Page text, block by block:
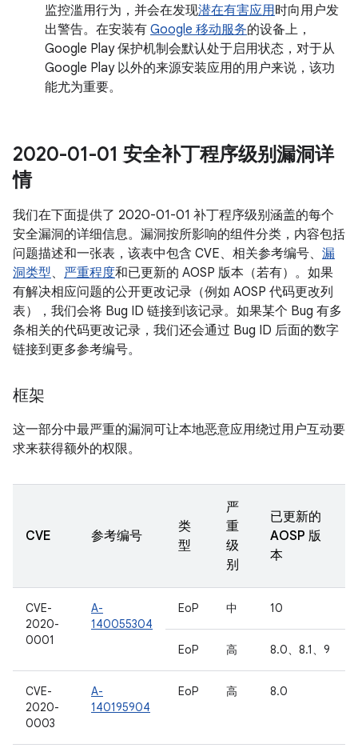
监控滥用行为，并会在发现潜在有害应用时向用户发
出警告。在安装有 Google 移动服务的设备上，
Google Play 保护机制会默认处于启用状态，对于从
Google Play 以外的来源安装应用的用户来说，该功
能尤为重要。
2020-01-01 安全补丁程序级别漏洞详
情
我们在下面提供了 2020-01-01 补丁程序级别涵盖的每个
安全漏洞的详细信息。漏洞按所影响的组件分类，内容包括
问题描述和一张表，该表中包含 CVE、相关参考编号、 漏
洞类型、 严重程度和已更新的 AOSP 版本（若有）。如果
有解决相应问题的公开更改记录（例如 AOSP 代码更改列
表），我们会将 Bug ID 链接到该记录。如果某个 Bug 有多
条相关的代码更改记录，我们还会通过 Bug ID 后面的数字
链接到更多参考编号。
框架
这一部分中最严重的漏洞可让本地恶意应用绕过用户互动要
求来获得额外的权限。
CVE 参考编号
类
型
严
重
级
别
已更新的
AOSP 版
本
CVE-
2020-
0001
A-
140055304
EoP 中 10
EoP 高 8.0、8.1、9
CVE-
2020-
0003
A-
140195904
EoP 高 8.0